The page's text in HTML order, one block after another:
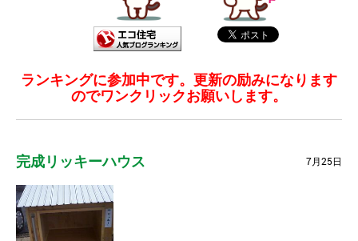
ランキングに参加中です。更新の励みになります
のでワンクリックお願いします。
完成リッキーハウス 7月25日